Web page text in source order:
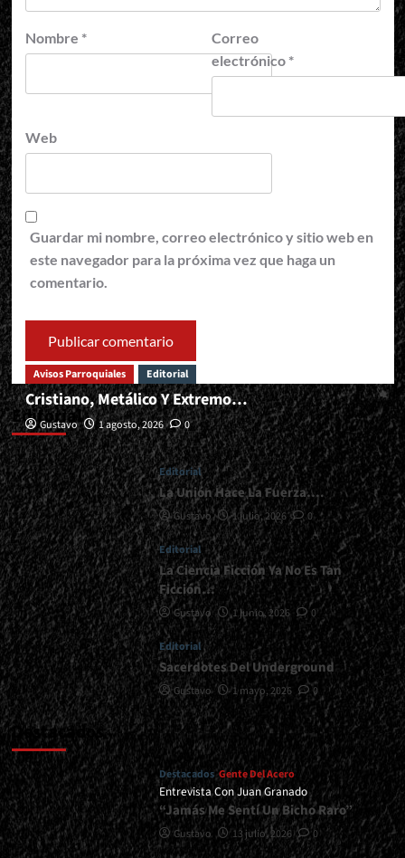
Nombre *
Correo
electrónico *
Web
Guardar mi nombre, correo electrónico y sitio web en
este navegador para la próxima vez que haga un
comentario.
Editorial
Avisos Parroquiales Editorial
Cristiano, Metálico Y Extremo…
Gustavo 1 agosto, 2026 0
Editorial
La Unión Hace La Fuerza….
Gustavo 1 julio, 2026 0
Editorial
La Ciencia Ficción Ya No Es Tan
Ficción…
Gustavo 1 junio, 2026 0
Editorial
Sacerdotes Del Underground
Gustavo 1 mayo, 2026 0
Destacados
Destacados Gente Del Acero
Entrevista Con Juan Granado
“Jamás Me Sentí Un Bicho Raro”
Gustavo 13 julio, 2026 0